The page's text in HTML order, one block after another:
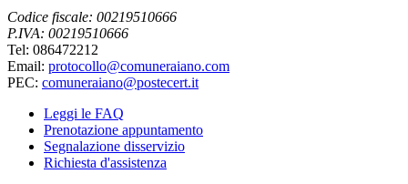
Codice fiscale: 00219510666
P.IVA: 00219510666
Tel: 086472212
Email: protocollo@comuneraiano.com
PEC: comuneraiano@postecert.it
Leggi le FAQ
Prenotazione appuntamento
Segnalazione disservizio
Richiesta d'assistenza